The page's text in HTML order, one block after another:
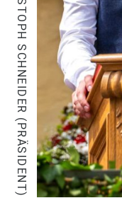
CHRISTOPH SCHNEIDER (PRÄSIDENT)